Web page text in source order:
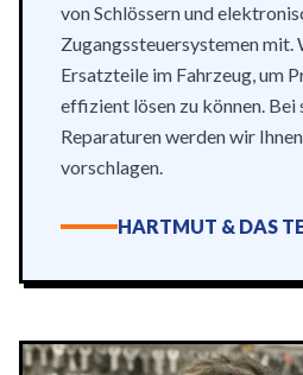
von Schlössern und
Zugangssteuersystemen
Ersatzteile im Fahrzeug, um
effizient lösen zu können. Bei
Reparaturen werden wir
vorschlagen.
HARTMUT & DAS